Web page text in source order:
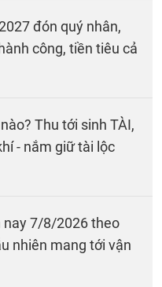
đón quý nhân,
công, tiền tiêu cả
Thu tới sinh TÀI,
- nắm giữ tài lộc
nay 7/8/2026 theo
nhiên mang tới vận